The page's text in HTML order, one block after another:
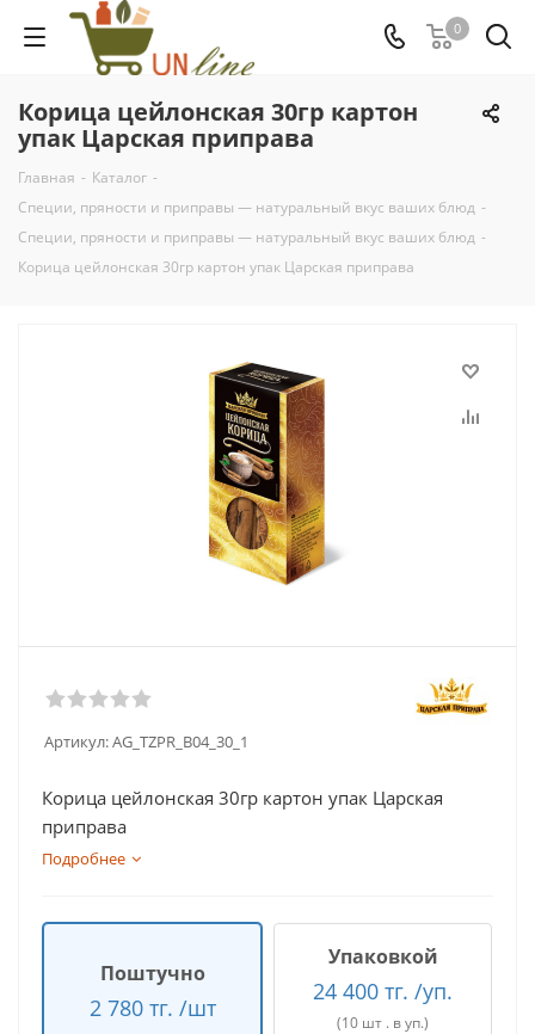
0
Корица цейлонская 30гр картон
упак Царская приправа
Главная - Каталог -
Специи, пряности и приправы — натуральный вкус ваших блюд -
Специи, пряности и приправы — натуральный вкус ваших блюд -
Корица цейлонская 30гр картон упак Царская приправа
Артикул:AG_TZPR_B04_30_1
Корица цейлонская 30гр картон упак Царская
приправа
Подробнее
Поштучно
2 780 тг. /шт
Упаковкой
24 400 тг. /уп.
(10 шт . в уп.)